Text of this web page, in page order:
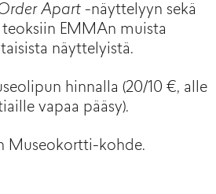
Apart-näyttelyyn sekä
EMMAn muista
näyttelyistä.
hinnalla (20/10 €, alle
vapaa pääsy).
Museokortti-kohde.